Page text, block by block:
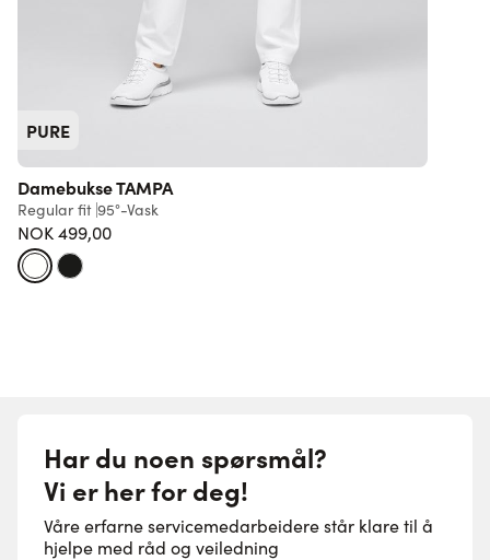
PURE
Damebukse TAMPA
Regular fit 95°-Vask
NOK 499,00
Har du noen spørsmål?
Vi er her for deg!
Våre erfarne servicemedarbeidere står klare til å
hjelpe med råd og veiledning